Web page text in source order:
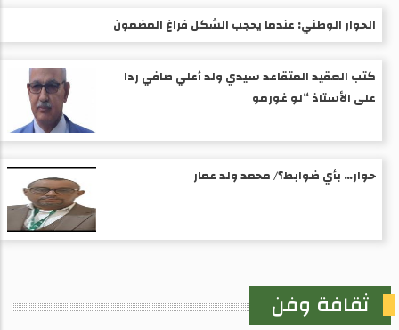
الحوار الوطني: عندما يحجب الشكل فراغ المضمون
كتب العقيد المتقاعد سيدي ولد أعلي صافي ردا
على الأستاذ “لو غورمو
حوار… بأي ضوابط؟/ محمد ولد عمار
ثقافة وفن